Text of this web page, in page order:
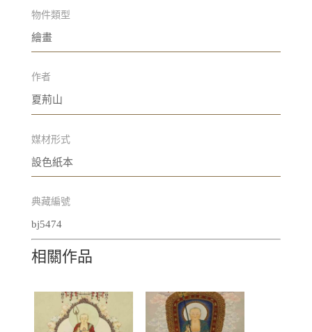
物件類型
繪畫
作者
夏荊山
媒材形式
設色紙本
典藏編號
bj5474
相關作品